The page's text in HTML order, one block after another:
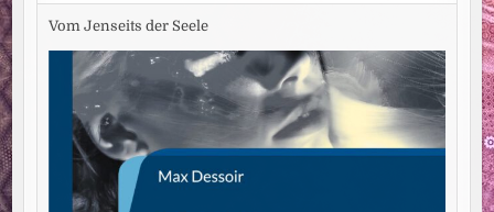
Vom Jenseits der Seele